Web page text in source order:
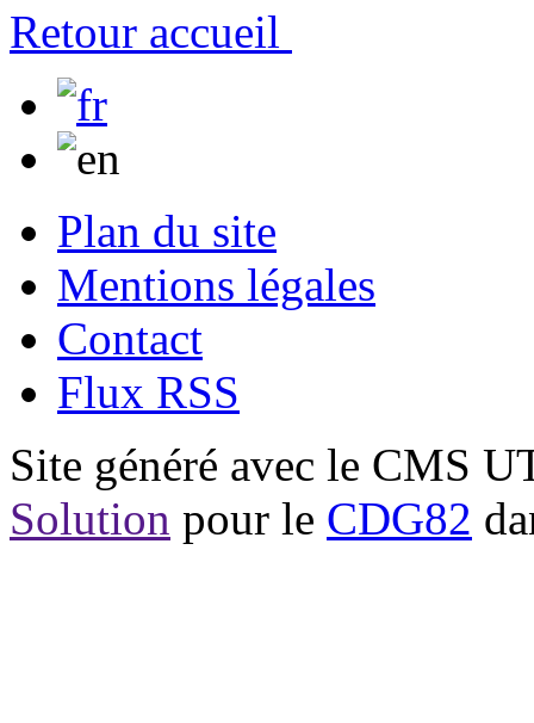
Retour accueil
Plan du site
Mentions légales
Contact
Flux RSS
Site généré avec le CMS
Solution pour le CDG82